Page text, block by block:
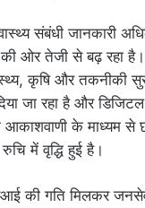
संबंधी जानकारी
ओर तेजी से बढ़ रहा
कृषि और तकनीकी
जा रहा है और
के माध्यम से
में वृद्धि हुई है।
की गति मिलकर